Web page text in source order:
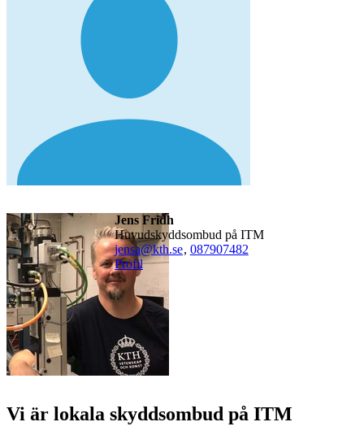
Jens Fridh
Huvudskyddsombud på ITM
jensa@kth.se, 087907482
Profil
Vi är lokala skyddsombud på ITM